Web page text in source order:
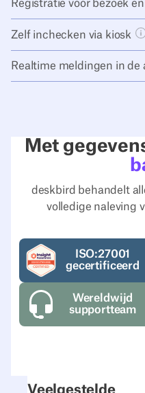
Registratie vóór bezoek
Zelf inchecken via kiosk
Realtime meldingen in de
Met
deskbird behandelt
volledige naleving
ISO:27001
gecertificeerd
Wereldwijd
supportteam
Veelgestelde